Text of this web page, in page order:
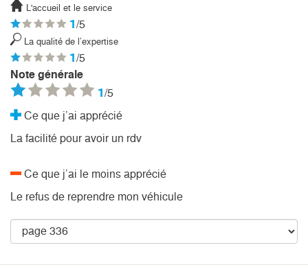
L'accueil et le service
1/5
La qualité de l’expertise
1/5
Note générale
1/5
Ce que j’ai apprécié
La facilité pour avoir un rdv
Ce que j’ai le moins apprécié
Le refus de reprendre mon véhicule